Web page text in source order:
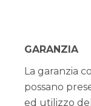
GARANZIA
La garanzia
possano
ed utilizzo